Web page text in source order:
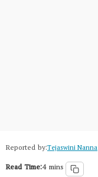
Reported by:Tejaswini Nanna
Read Time:4 mins